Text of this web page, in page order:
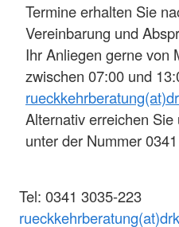
Termine erhalten Sie
Vereinbarung und
Ihr Anliegen gerne von
zwischen 07:00 und
Alternativ erreichen
unter der Nummer
Tel: 0341 3035-223